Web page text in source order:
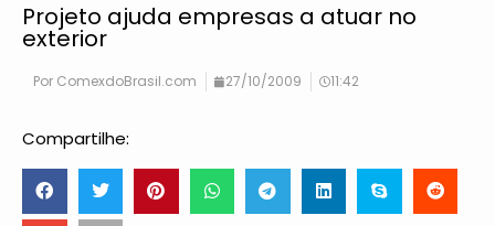
Projeto ajuda empresas a atuar no
exterior
Por ComexdoBrasil.com 27/10/2009 11:42
Compartilhe: